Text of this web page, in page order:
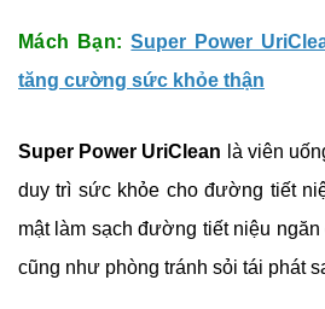
Mách Bạn:Super Power
tăng cường sức khỏe thận
Super Power UriClean là viên
duy trì sức khỏe cho đường tiết
mật làm sạch đường tiết niệu
cũng như phòng tránh sỏi tái phát